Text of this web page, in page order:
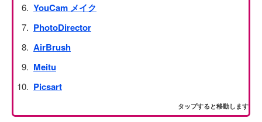
YouCam メイク
PhotoDirector
AirBrush
Meitu
Picsart
タップすると移動します